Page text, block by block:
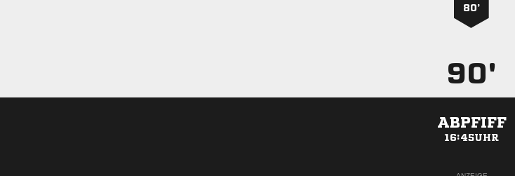
80’
90'
ABPFIFF
16:45UHR